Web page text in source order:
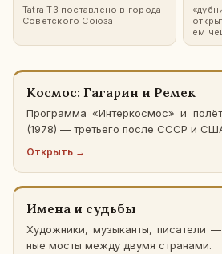
Tatra T3 по­став­ле­но в города
Со­вет­ско­го Союза
ем
Космос: Га­га­рин и Ремек
Про­грам­ма «Ин­тер­кос­мос» и
(1978) — тре­тье­го после СССР и
От­крыть →
Имена и судьбы
Ху­дож­ни­ки, му­зы­кан­ты, пи­са­те­ли
ные мосты между двумя стра­на­ми.